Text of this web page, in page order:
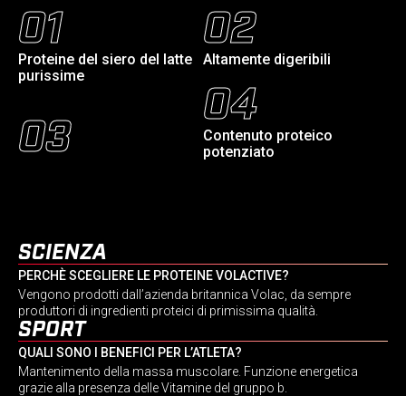
Proteine del siero del latte
purissime
01 02
Altamente digeribili
03
04
Contenuto proteico
potenziato
SCIENZA
PERCHÈ SCEGLIERE LE PROTEINE VOLACTIVE?
Vengono prodotti dall’azienda britannica Volac, da sempre
produttori di ingredienti proteici di primissima qualità.
SPORT
QUALI SONO I BENEFICI PER L’ATLETA?
Mantenimento della massa muscolare. Funzione energetica
grazie alla presenza delle Vitamine del gruppo b.